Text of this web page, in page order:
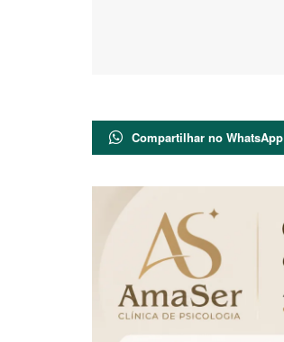
Compartilhar no WhatsApp